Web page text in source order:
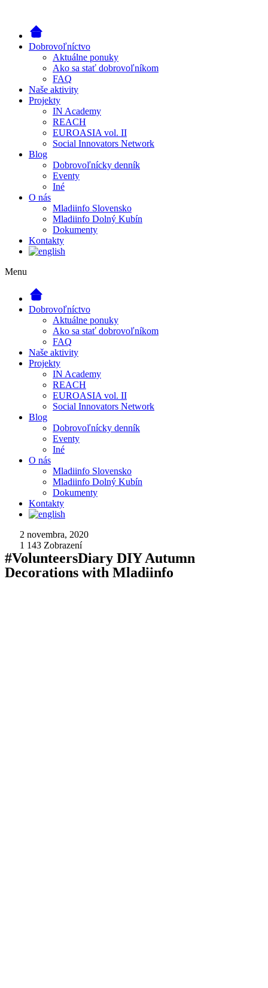
Dobrovoľníctvo
Aktuálne ponuky
Ako sa stať dobrovoľníkom
FAQ
Naše aktivity
Projekty
IN Academy
REACH
EUROASIA vol. II
Social Innovators Network
Blog
Dobrovoľnícky denník
Eventy
Iné
O nás
Mladiinfo Slovensko
Mladiinfo Dolný Kubín
Dokumenty
Kontakty
Menu
Dobrovoľníctvo
Aktuálne ponuky
Ako sa stať dobrovoľníkom
FAQ
Naše aktivity
Projekty
IN Academy
REACH
EUROASIA vol. II
Social Innovators Network
Blog
Dobrovoľnícky denník
Eventy
Iné
O nás
Mladiinfo Slovensko
Mladiinfo Dolný Kubín
Dokumenty
Kontakty
2 novembra, 2020
1 143 Zobrazení
#VolunteersDiary DIY Autumn
Decorations with Mladiinfo